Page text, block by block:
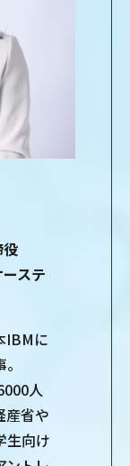
ステ
IBMに
人
産省や
生向け